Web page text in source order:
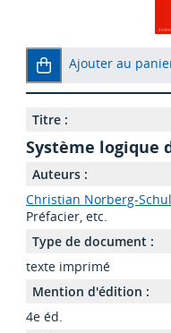
Ajouter au
Titre :
Système logique
Auteurs :
Christian Norberg-
Préfacier, etc.
Type de document :
texte imprimé
Mention d'édition :
4e éd.